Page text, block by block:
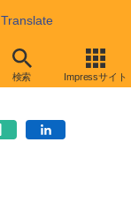
Translate
検索 Impressサイト